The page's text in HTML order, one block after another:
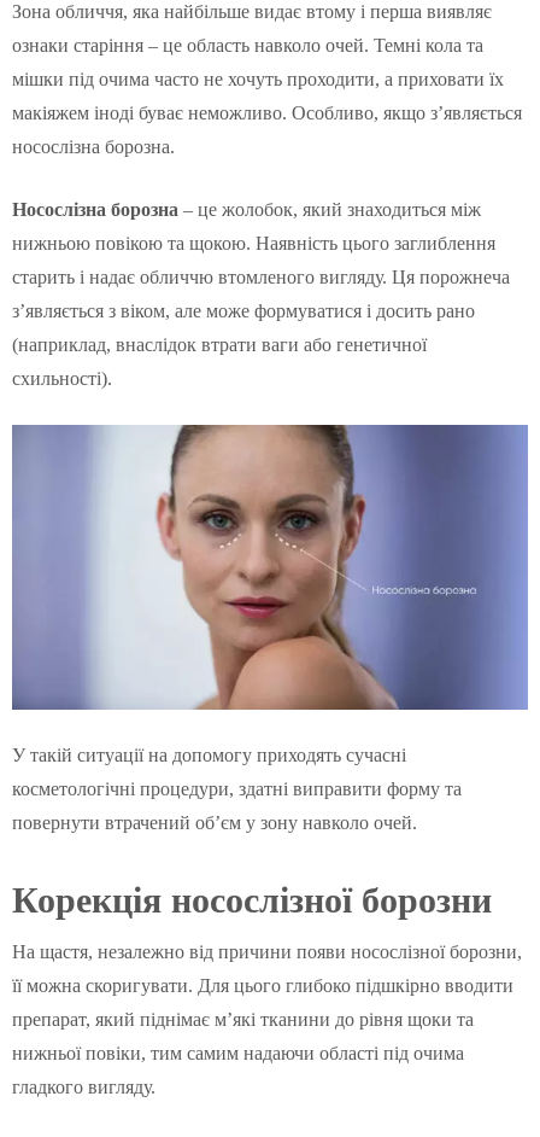
Зона обличчя, яка найбільше видає втому і перша виявляє
ознаки старіння – це область навколо очей. Темні кола та
мішки під очима часто не хочуть проходити, а приховати їх
макіяжем іноді буває неможливо. Особливо, якщо з’являється
носослізна борозна.
Носослізна борозна – це жолобок, який знаходиться між
нижньою повікою та щокою. Наявність цього заглиблення
старить і надає обличчю втомленого вигляду. Ця порожнеча
з’являється з віком, але може формуватися і досить рано
(наприклад, внаслідок втрати ваги або генетичної
схильності).
У такій ситуації на допомогу приходять сучасні
косметологічні процедури, здатні виправити форму та
повернути втрачений об’єм у зону навколо очей.
Корекція носослізної борозни
На щастя, незалежно від причини появи носослізної борозни,
її можна скоригувати. Для цього глибоко підшкірно вводити
препарат, який піднімає м’які тканини до рівня щоки та
нижньої повіки, тим самим надаючи області під очима
гладкого вигляду.